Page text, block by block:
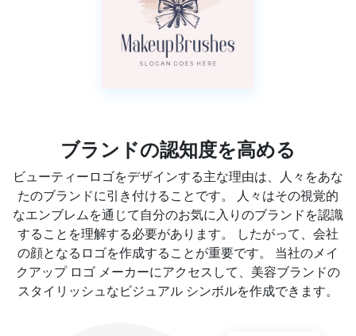
ブランドの認知度を高める
ビューティーロゴをデザインする主な理由は、人々をあな
たのブランドに引き付けることです。 人々はその視覚的
なエンブレムを通じて自分のお気に入りのブランドを認識
することを理解する必要があります。 したがって、会社
の顔となるロゴを作成することが重要です。 当社のメイ
クアップ ロゴ メーカーにアクセスして、美容ブランドの
スタイリッシュなビジュアル シンボルを作成できます。